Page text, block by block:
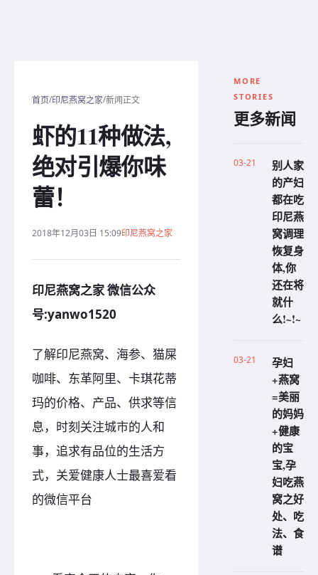
首页/印尼燕窝之家/新闻正文
虾的11种做法,
绝对引爆你味
蕾！
2018年12月03日 15:09印尼燕窝之家
印尼燕窝之家 微信公众
号:yanwo1520
了解印尼燕窝、海参、猫屎
咖啡、东革阿里、卡琪花蒂
玛的价格、产品、供求等信
息，时刻关注城市的人和
事，追求有品位的生活方
式，关爱健康人士最喜爱看
的微信平台
MORE
STORIES
更多新闻
03-21
别人家
的产妇
都在吃
印尼燕
窝调理
恢复身
体,你
还在将
就什
么!~!~
03-21
孕妇
+燕窝
=美丽
的妈妈
+健康
的宝
宝,孕
妇吃燕
窝之好
处、吃
法、食
谱